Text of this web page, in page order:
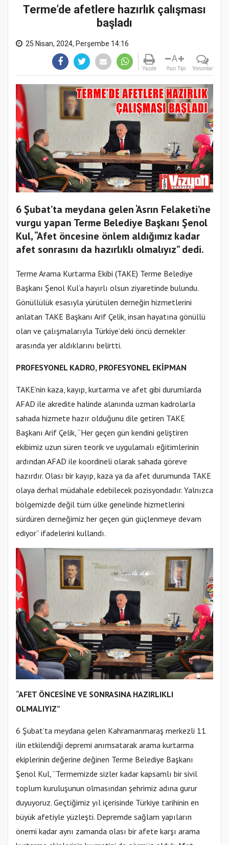
Terme’de afetlere hazırlık çalışması
başladı
25 Nisan, 2024, Perşembe 14:16
Yazdır
A
Yazı Tipi Yorumlar
6 Şubat’ta meydana gelen ‘Asrın Felaketi’ne
vurgu yapan Terme Belediye Başkanı Şenol
Kul, “Afet öncesine önlem aldığımız kadar
afet sonrasını da hazırlıklı olmalıyız” dedi.
Terme Arama Kurtarma Ekibi (TAKE) Terme Belediye
Başkanı Şenol Kul’a hayırlı olsun ziyaretinde bulundu.
Gönüllülük esasıyla yürütülen derneğin hizmetlerini
anlatan TAKE Başkanı Arif Çelik, insan hayatına gönüllü
olan ve çalışmalarıyla Türkiye’deki öncü dernekler
arasında yer aldıklarını belirtti.
PROFESYONEL KADRO, PROFESYONEL EKİPMAN
TAKE’nin kaza, kayıp, kurtarma ve afet gibi durumlarda
AFAD ile akredite halinde alanında uzman kadrolarla
sahada hizmete hazır olduğunu dile getiren TAKE
Başkanı Arif Çelik, “Her geçen gün kendini geliştiren
ekibimiz uzun süren teorik ve uygulamalı eğitimlerinin
ardından AFAD ile koordineli olarak sahada göreve
hazırdır. Olası bir kayıp, kaza ya da afet durumunda TAKE
olaya derhal müdahale edebilecek pozisyondadır. Yalnızca
bölgemizde değil tüm ülke genelinde hizmetlerini
sürdüren derneğimiz her geçen gün güçlenmeye devam
ediyor” ifadelerini kullandı.
“AFET ÖNCESİNE VE SONRASINA HAZIRLIKLI
OLMALIYIZ”
6 Şubat’ta meydana gelen Kahramanmaraş merkezli 11
ilin etkilendiği depremi anımsatarak arama kurtarma
ekiplerinin değerine değinen Terme Belediye Başkanı
Şenol Kul, “Termemizde sizler kadar kapsamlı bir sivil
toplum kuruluşunun olmasından şehrimiz adına gurur
duyuyoruz. Geçtiğimiz yıl içerisinde Türkiye tarihinin en
büyük afetiyle yüzleşti. Depremde sağlam yapıların
önemi kadar aynı zamanda olası bir afete karşı arama